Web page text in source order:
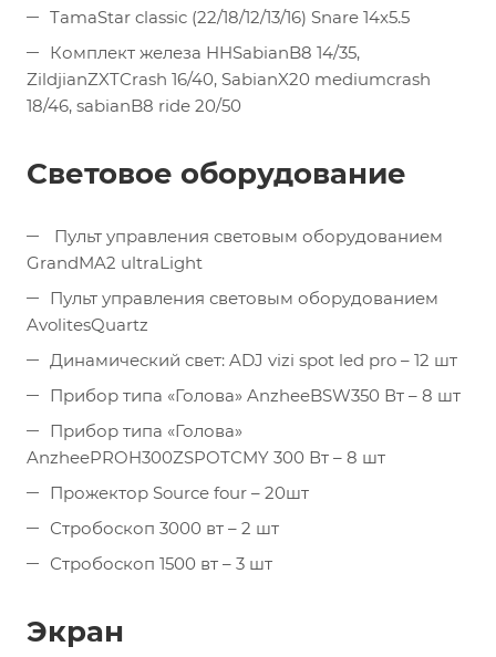
TamaStar classic (22/18/12/13/16) Snare 14x5.5
Комплект железа HHSabianB8 14/35,
ZildjianZXTCrash 16/40, SabianX20 mediumcrash
18/46, sabianB8 ride 20/50
Световое оборудование
Пульт управления световым оборудованием
GrandMA2 ultraLight
Пульт управления световым оборудованием
AvolitesQuartz
Динамический свет: ADJ vizi spot led pro – 12 шт
Прибор типа «Голова» AnzheeBSW350 Вт – 8 шт
Прибор типа «Голова»
AnzheePROH300ZSPOTCMY 300 Вт – 8 шт
Прожектор Source four – 20шт
Стробоскоп 3000 вт – 2 шт
Стробоскоп 1500 вт – 3 шт
Экран